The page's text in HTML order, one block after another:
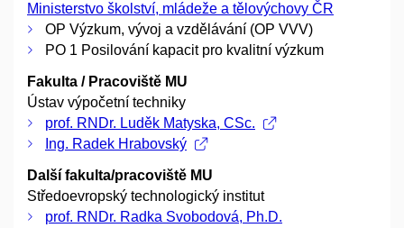
Ministerstvo školství, mládeže a tělovýchovy ČR
OP Výzkum, vývoj a vzdělávání (OP VVV)
PO 1 Posilování kapacit pro kvalitní výzkum
Fakulta / Pracoviště MU
Ústav výpočetní techniky
prof. RNDr. Luděk Matyska, CSc.
Ing. Radek Hrabovský
Další fakulta/pracoviště MU
Středoevropský technologický institut
prof. RNDr. Radka Svobodová, Ph.D.